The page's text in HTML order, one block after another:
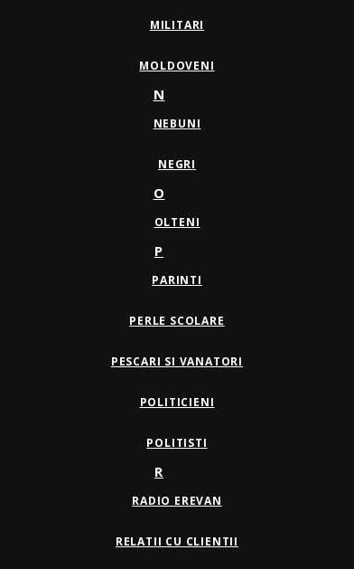
MILITARI
MOLDOVENI
N
NEBUNI
NEGRI
O
OLTENI
P
PARINTI
PERLE SCOLARE
PESCARI SI VANATORI
POLITICIENI
POLITISTI
R
RADIO EREVAN
RELATII CU CLIENTII